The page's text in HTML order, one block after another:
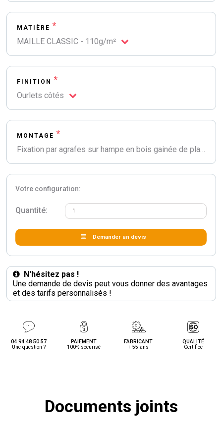
MATIÈRE *
MAILLE CLASSIC - 110g/m²
FINITION *
Ourlets côtés
MONTAGE *
Votre configuration:
Quantité:
Demander un devis
N'hésitez pas !
Une demande de devis peut vous donner des avantages
et des tarifs personnalisés !
04 94 48 50 57
Une question ?
PAIEMENT
100% sécurisé
FABRICANT
+ 55 ans
QUALITÉ
Certifiée
Documents joints